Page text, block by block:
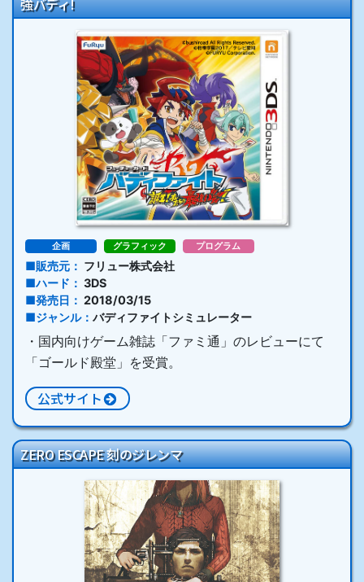
企画 グラフィック プログラム
販売元
フリュー株式会社
ハード
3DS
発売日
2018/03/15
ジャンル
バディファイトシミュレーター
・国内向けゲーム雑誌「ファミ通」のレビューにて
「ゴールド殿堂」を受賞。
公式サイト
ZERO ESCAPE 刻のジレンマ